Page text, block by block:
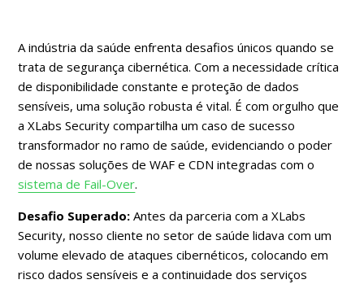
A indústria da saúde enfrenta desafios únicos quando se
trata de segurança cibernética. Com a necessidade crítica
de disponibilidade constante e proteção de dados
sensíveis, uma solução robusta é vital. É com orgulho que
a XLabs Security compartilha um caso de sucesso
transformador no ramo de saúde, evidenciando o poder
de nossas soluções de WAF e CDN integradas com o
sistema de Fail-Over.
Desafio Superado: Antes da parceria com a XLabs
Security, nosso cliente no setor de saúde lidava com um
volume elevado de ataques cibernéticos, colocando em
risco dados sensíveis e a continuidade dos serviços